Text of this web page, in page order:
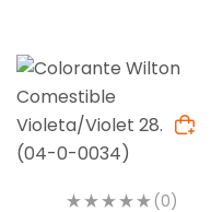
(0)